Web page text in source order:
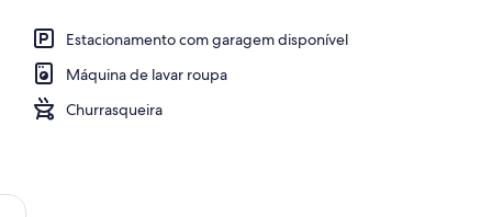
Estacionamento com garagem disponível
Máquina de lavar roupa
Churrasqueira